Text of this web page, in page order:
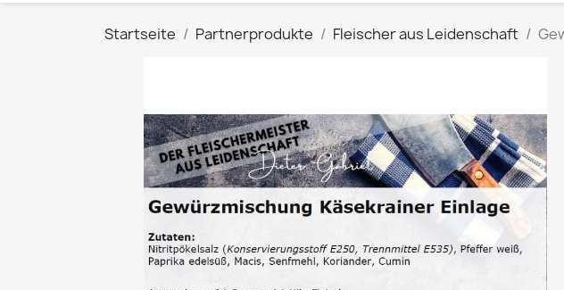
Startseite Partnerprodukte Fleischer aus Leidenschaft